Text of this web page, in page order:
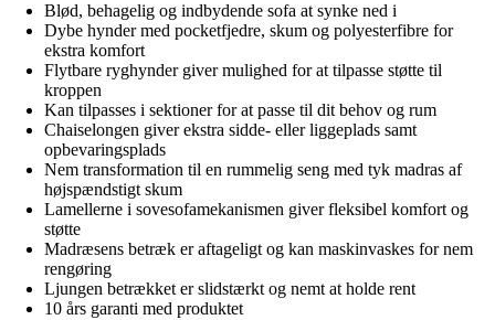
Blød, behagelig og indbydende sofa at synke ned i
Dybe hynder med pocketfjedre, skum og polyesterfibre for
ekstra komfort
Flytbare ryghynder giver mulighed for at tilpasse støtte til
kroppen
Kan tilpasses i sektioner for at passe til dit behov og rum
Chaiselongen giver ekstra sidde- eller liggeplads samt
opbevaringsplads
Nem transformation til en rummelig seng med tyk madras af
højspændstigt skum
Lamellerne i sovesofamekanismen giver fleksibel komfort og
støtte
Madræsens betræk er aftageligt og kan maskinvaskes for nem
rengøring
Ljungen betrækket er slidstærkt og nemt at holde rent
10 års garanti med produktet